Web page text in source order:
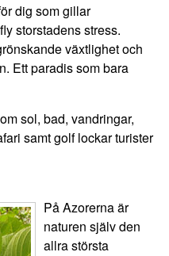
dig som gillar
storstadens stress.
växtlighet och
Ett paradis som bara
sol, bad, vandringar,
samt golf lockar turister
På Azorerna är
naturen själv den
allra största